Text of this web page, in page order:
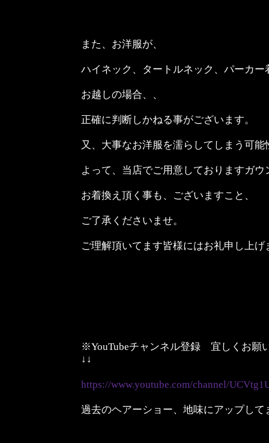
また、お洋服が、
ハイネック、タートルネック、パーカー
お越しの場合、、
正確に判断しかねる事がございます。
又、大事なお洋服を濡らしてしまう可能
よって、当店でご用意しておりますガウ
お着換え頂く事も、ございますこと、
ご了承くださいませ。
ご理解頂いてます皆様にはお礼申し上げ
※YouTubeチャンネル登録 宜しくお願
↓↓
https://www.youtube.com/channel/
過去のヘアーショー、地味にアップして